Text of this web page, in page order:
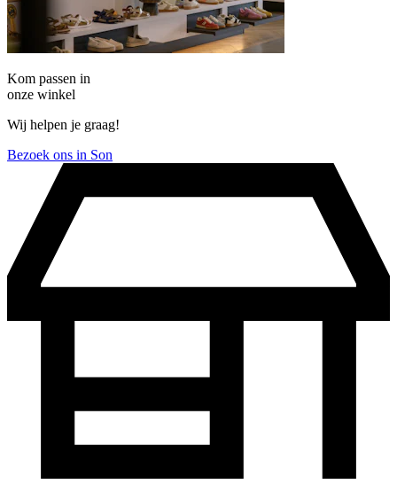
Kom passen in
onze winkel
Wij helpen je graag!
Bezoek ons in Son